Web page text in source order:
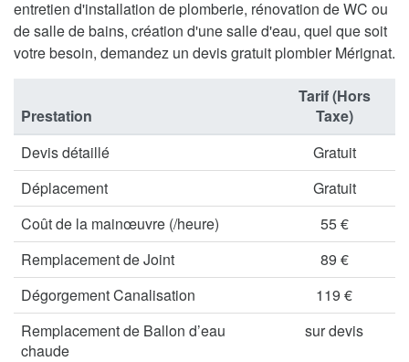
entretien d'installation de plomberie, rénovation de WC ou
de salle de bains, création d'une salle d'eau, quel que soit
votre besoin, demandez un devis gratuit plombier Mérignat.
Prestation
Tarif (Hors
Taxe)
Devis détaillé
Gratuit
Déplacement
Gratuit
Coût de la mainœuvre (/heure)
55 €
Remplacement de Joint
89 €
Dégorgement Canalisation
119 €
Remplacement de Ballon d’eau
chaude
sur devis